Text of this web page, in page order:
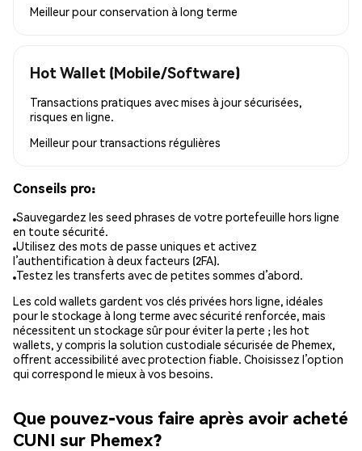
Meilleur pourconservation à long terme
Hot Wallet (Mobile/Software)
Transactions pratiques avec mises à jour sécurisées,
risques en ligne.
Meilleur pour transactions régulières
Conseils pro:
Sauvegardez les seed phrases de votre portefeuille hors ligne
en toute sécurité.
Utilisez des mots de passe uniques et activez
l’authentification à deux facteurs (2FA).
Testez les transferts avec de petites sommes d’abord.
Les cold wallets gardent vos clés privées hors ligne, idéales
pour le stockage à long terme avec sécurité renforcée, mais
nécessitent un stockage sûr pour éviter la perte ; les hot
wallets, y compris la solution custodiale sécurisée de Phemex,
offrent accessibilité avec protection fiable. Choisissez l’option
qui correspond le mieux à vos besoins.
Que pouvez-vous faire après avoir acheté
CUNI sur Phemex?